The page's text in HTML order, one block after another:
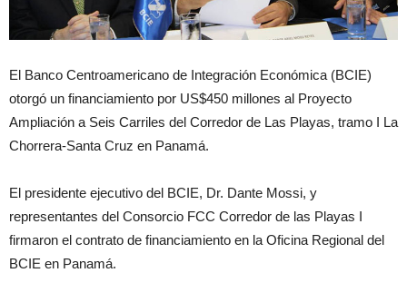
El Banco Centroamericano de Integración Económica (BCIE)
otorgó un financiamiento por US$450 millones al Proyecto
Ampliación a Seis Carriles del Corredor de Las Playas, tramo I La
Chorrera-Santa Cruz en Panamá.
El presidente ejecutivo del BCIE, Dr. Dante Mossi, y
representantes del Consorcio FCC Corredor de las Playas I
firmaron el contrato de financiamiento en la Oficina Regional del
BCIE en Panamá.